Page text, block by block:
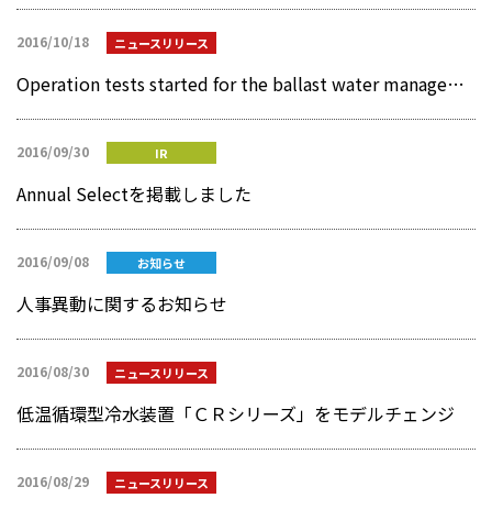
2016/10/18 ニュースリリース
Operation tests started for the ballast water management system HK of MIURA in preparation for USCG shipboard testing
2016/09/30 IR
Annual Selectを掲載しました
2016/09/08 お知らせ
人事異動に関するお知らせ
2016/08/30 ニュースリリース
低温循環型冷水装置「ＣＲシリーズ」をモデルチェンジ
2016/08/29 ニュースリリース